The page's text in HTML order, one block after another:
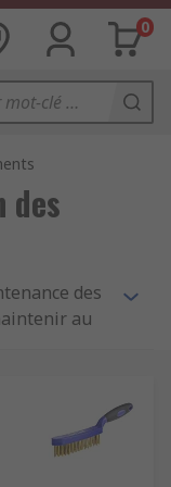
0
des
des
au
un